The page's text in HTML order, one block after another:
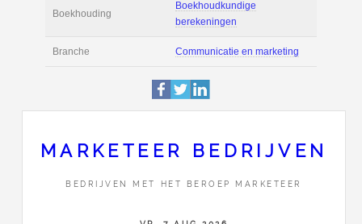
Salaris
€ 75 per uur ex
Boekhoudsoftware
Algemeen Verzekeringen
Boekhoudkundige
MARKETEER BEDRIJVEN
BEDRIJVEN MET HET BEROEP MARKETEER